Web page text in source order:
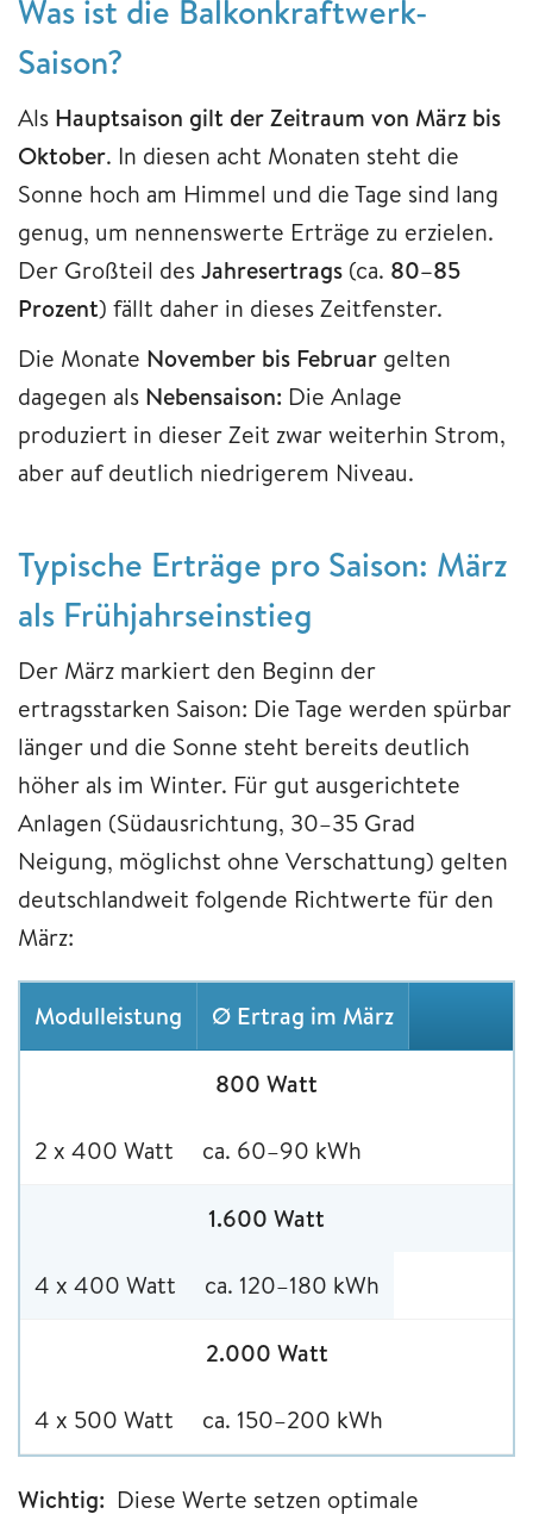
Was ist die Balkonkraftwerk-
Saison?
Als Hauptsaison gilt der Zeitraum von März bis
Oktober. In diesen acht Monaten steht die
Sonne hoch am Himmel und die Tage sind lang
genug, um nennenswerte Erträge zu erzielen.
Der Großteil desJahresertrags (ca. 80–85
Prozent) fällt daher in dieses Zeitfenster.
Die Monate November bis Februar gelten
dagegen als Nebensaison: Die Anlage
produziert in dieser Zeit zwar weiterhin Strom,
aber auf deutlich niedrigerem Niveau.
Typische Erträge pro Saison: März
als Frühjahrseinstieg
Der März markiert den Beginn der
ertragsstarken Saison: Die Tage werden spürbar
länger und die Sonne steht bereits deutlich
höher als im Winter. Für gut ausgerichtete
Anlagen (Südausrichtung, 30–35 Grad
Neigung, möglichst ohne Verschattung) gelten
deutschlandweit folgende Richtwerte für den
März:
Modulleistung Ø Ertrag im März
800 Watt
2 x 400 Watt ca. 60–90 kWh
1.600 Watt
4 x 400 Watt ca. 120–180 kWh
2.000 Watt
4 x 500 Watt ca. 150–200 kWh
Wichtig: Diese Werte setzen optimale